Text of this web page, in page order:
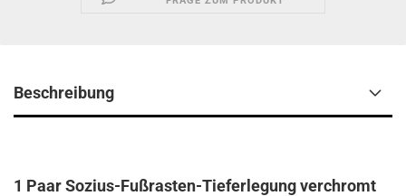
Beschreibung
1 Paar Sozius-Fußrasten-Tieferlegung verchromt